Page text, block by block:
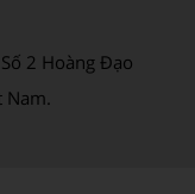
2 Hoàng Đạo
Nam.